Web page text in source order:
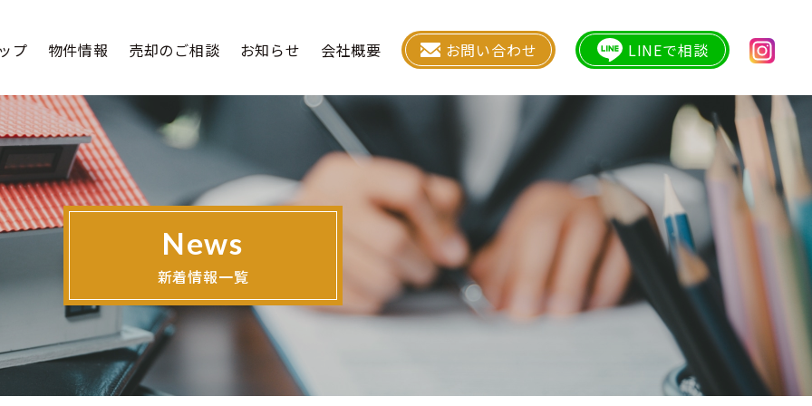
プ 物件情報 売却のご相談 お知らせ 会社概要 お問い合わせ LINEで相談
News
新着情報一覧